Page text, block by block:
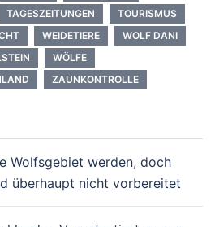
TAGESZEITUNGEN
TOURISMUS
WEIDETIERE
WOLF DANI
WÖLFE
ZAUNKONTROLLE
Wolfsgebiet werden, doch
überhaupt nicht vorbereitet